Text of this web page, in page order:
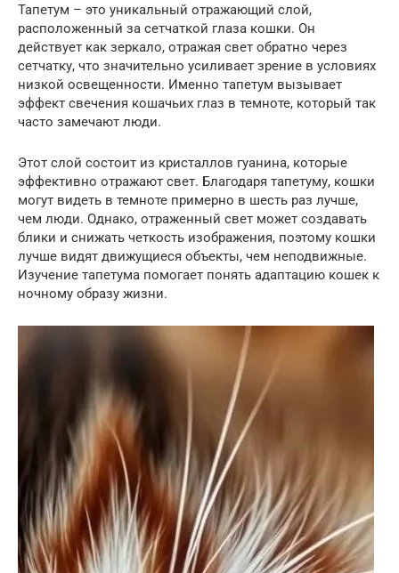
Тапетум – это уникальный отражающий слой,
расположенный за сетчаткой глаза кошки. Он
действует как зеркало, отражая свет обратно через
сетчатку, что значительно усиливает зрение в условиях
низкой освещенности. Именно тапетум вызывает
эффект свечения кошачьих глаз в темноте, который так
часто замечают люди.
Этот слой состоит из кристаллов гуанина, которые
эффективно отражают свет. Благодаря тапетуму, кошки
могут видеть в темноте примерно в шесть раз лучше,
чем люди. Однако, отраженный свет может создавать
блики и снижать четкость изображения, поэтому кошки
лучше видят движущиеся объекты, чем неподвижные.
Изучение тапетума помогает понять адаптацию кошек к
ночному образу жизни.